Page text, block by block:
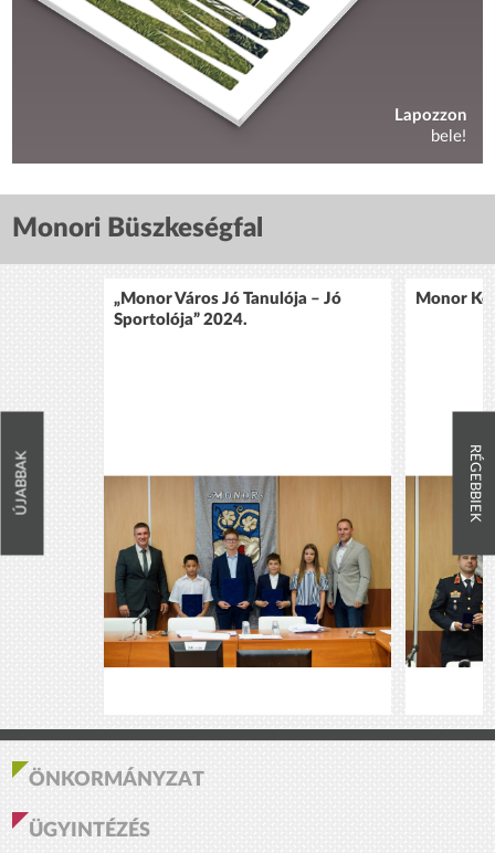
Lapozzon
bele!
Monori Büszkeségfal
ÚJABBAK
„Monor Város Jó Tanulója – Jó
Sportolója” 2024.
Monor
RÉGEBBIEK
ÖNKORMÁNYZAT
ÜGYINTÉZÉS